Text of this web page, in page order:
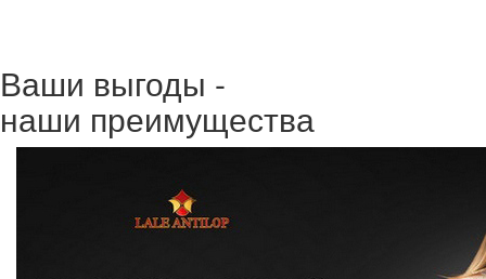
Ваши выгоды -
наши преимущества